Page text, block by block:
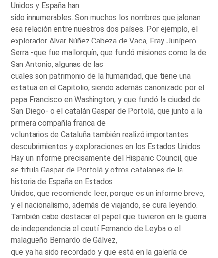
Unidos y España han
sido innumerables. Son muchos los nombres que jalonan
esa relación entre nuestros dos países. Por ejemplo, el
explorador Alvar Núñez Cabeza de Vaca, Fray Junípero
Serra -que fue mallorquín, que fundó misiones como la de
San Antonio, algunas de las
cuales son patrimonio de la humanidad, que tiene una
estatua en el Capitolio, siendo además canonizado por el
papa Francisco en Washington, y que fundó la ciudad de
San Diego- o el catalán Gaspar de Portolá, que junto a la
primera compañía franca de
voluntarios de Cataluña también realizó importantes
descubrimientos y exploraciones en los Estados Unidos.
Hay un informe precisamente del Hispanic Council, que
se titula Gaspar de Portolá y otros catalanes de la
historia de España en Estados
Unidos, que recomiendo leer, porque es un informe breve,
y el nacionalismo, además de viajando, se cura leyendo.
También cabe destacar el papel que tuvieron en la guerra
de independencia el ceutí Fernando de Leyba o el
malagueño Bernardo de Gálvez,
que ya ha sido recordado y que está en la galería de